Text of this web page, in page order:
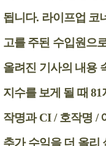
됩니다. 라이프업 코
고를 주된 수입원으
올려진 기사의 내용
지수를 보게 될 때
작명과 CI / 호작명 /
추가 수익을 더 올리